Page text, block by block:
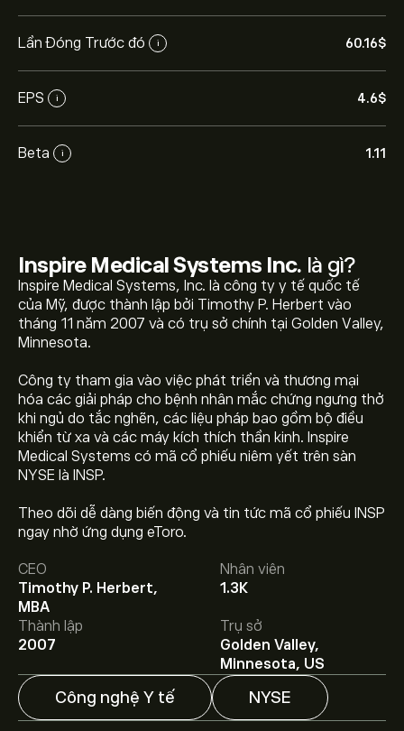
Lần Đóng Trước đó i 60.16‎$‎
EPS i 4.6‎$‎
Beta i 1.11
Inspire Medical Systems Inc. là gì?
Inspire Medical Systems, Inc. là công ty y tế quốc tế
của Mỹ, được thành lập bởi Timothy P. Herbert vào
tháng 11 năm 2007 và có trụ sở chính tại Golden Valley,
Minnesota.
Công ty tham gia vào việc phát triển và thương mại
hóa các giải pháp cho bệnh nhân mắc chứng ngưng thở
khi ngủ do tắc nghẽn, các liệu pháp bao gồm bộ điều
khiển từ xa và các máy kích thích thần kinh. Inspire
Medical Systems có mã cổ phiếu niêm yết trên sàn
NYSE là INSP.
Theo dõi dễ dàng biến động và tin tức mã cổ phiếu INSP
ngay nhờ ứng dụng eToro.
CEO
Timothy P. Herbert,
MBA
Nhân viên
1.3K
Thành lập
2007
Trụ sở
Golden Valley,
Minnesota, US
Công nghệ Y tế NYSE
Giá INSP hôm nay là 60.16‎$‎.
Giá mục tiêu trung bình của Inspire Medical Systems
Inc. là 60.16‎$‎.
eToro để biết dự báo chi tiết
của chuyên gia và giá mục tiêu.
Các chuyên gia dự báo giá Inspire Medical Systems Inc.
dựa trên xu hướng thị trường, báo cáo tài chính và dự
kiến tăng trưởng. Hãy kiểm tra dự báo mới nhất về giá